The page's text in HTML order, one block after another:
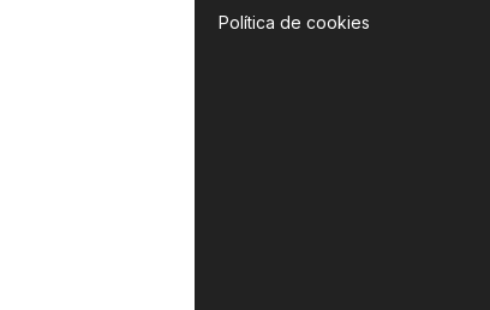
Política de cookies